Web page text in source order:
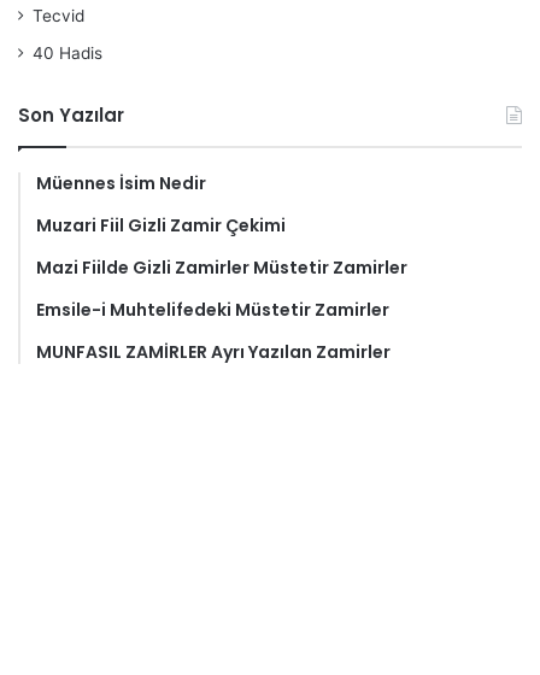
Tecvid
40 Hadis
Son Yazılar
Müennes İsim Nedir
Muzari Fiil Gizli Zamir Çekimi
Mazi Fiilde Gizli Zamirler Müstetir Zamirler
Emsile-i Muhtelifedeki Müstetir Zamirler
MUNFASIL ZAMİRLER Ayrı Yazılan Zamirler